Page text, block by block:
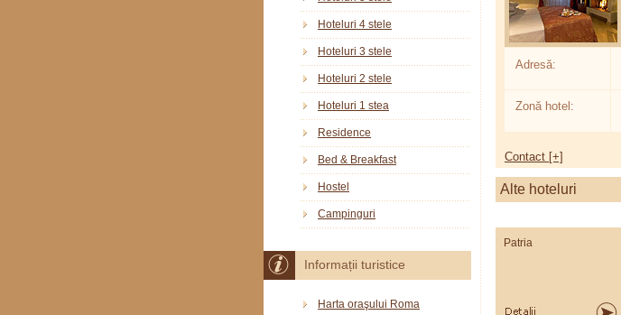
Adresă:
Zonă hotel:
Contact [+]
Alte hoteluri
Patria
Hoteluri 4 stele
Hoteluri 3 stele
Hoteluri 2 stele
Hoteluri 1 stea
Residence
Bed & Breakfast
Hostel
Campinguri
Informații turistice
Harta oraşului Roma